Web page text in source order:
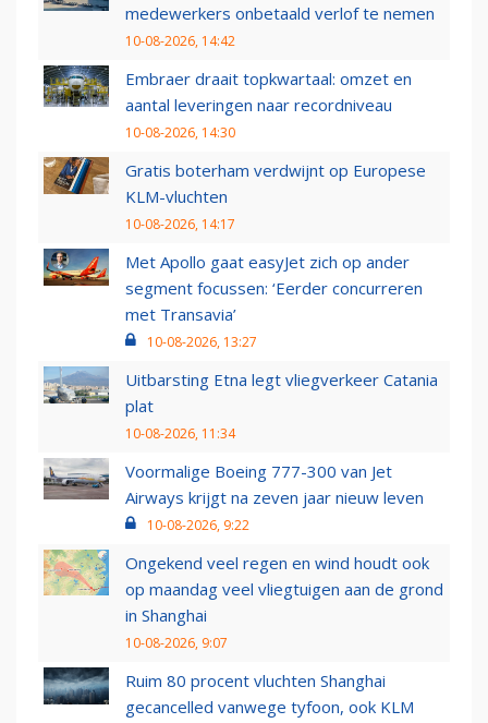
medewerkers onbetaald verlof te nemen
10-08-2026, 14:42
Embraer draait topkwartaal: omzet en
aantal leveringen naar recordniveau
10-08-2026, 14:30
Gratis boterham verdwijnt op Europese
KLM-vluchten
10-08-2026, 14:17
Met Apollo gaat easyJet zich op ander
segment focussen: ‘Eerder concurreren
met Transavia’
10-08-2026, 13:27
Uitbarsting Etna legt vliegverkeer Catania
plat
10-08-2026, 11:34
Voormalige Boeing 777-300 van Jet
Airways krijgt na zeven jaar nieuw leven
10-08-2026, 9:22
Ongekend veel regen en wind houdt ook
op maandag veel vliegtuigen aan de grond
in Shanghai
10-08-2026, 9:07
Ruim 80 procent vluchten Shanghai
gecancelled vanwege tyfoon, ook KLM